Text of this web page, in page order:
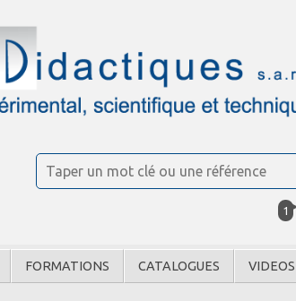
1
FORMATIONS CATALOGUES VIDEOS